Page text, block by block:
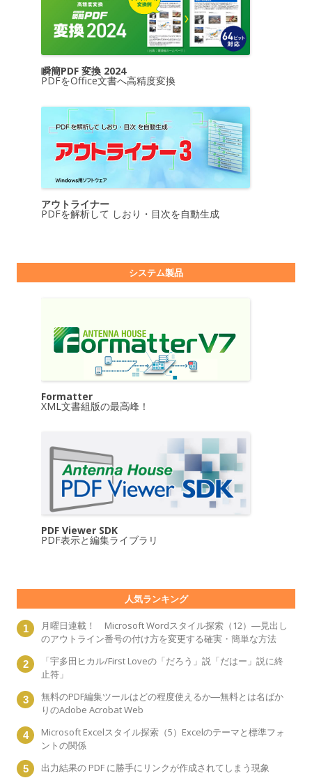
瞬簡PDF 変換 2024
PDFをOffice文書へ高精度変換
アウトライナー
PDFを解析して しおり・目次を自動生成
システム製品
Formatter
XML文書組版の最高峰！
PDF Viewer SDK
PDF表示と編集ライブラリ
人気ランキング
月曜日連載！ Microsoft Wordスタイル探索（12）―見出し
のアウトライン番号の付け方を変更する確実・簡単な方法
「宇多田ヒカル/First Loveの「だろう」説「だはー」説に終
止符」
無料のPDF編集ツールはどの程度使えるか―無料とは名ばか
りのAdobe Acrobat Web
Microsoft Excelスタイル探索（5）Excelのテーマと標準フォ
ントの関係
出力結果の PDF に勝手にリンクが作成されてしまう現象